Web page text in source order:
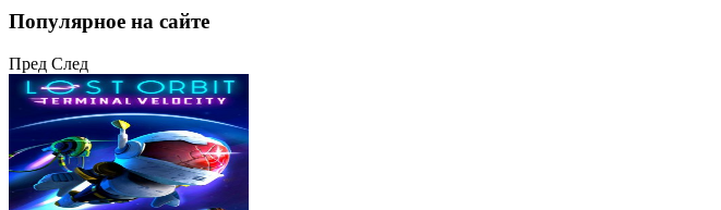
Популярное на сайте
Пред След